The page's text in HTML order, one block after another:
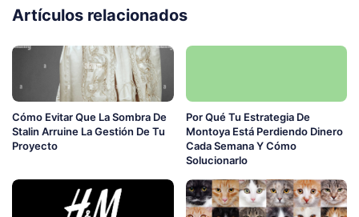
Artículos relacionados
Cómo Evitar Que La Sombra De
Stalin Arruine La Gestión De Tu
Proyecto
Por Qué Tu Estrategia De
Montoya Está Perdiendo Dinero
Cada Semana Y Cómo
Solucionarlo